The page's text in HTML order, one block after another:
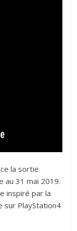
la sortie
au 31 mai 2019.
inspiré par la
sur PlayStation4